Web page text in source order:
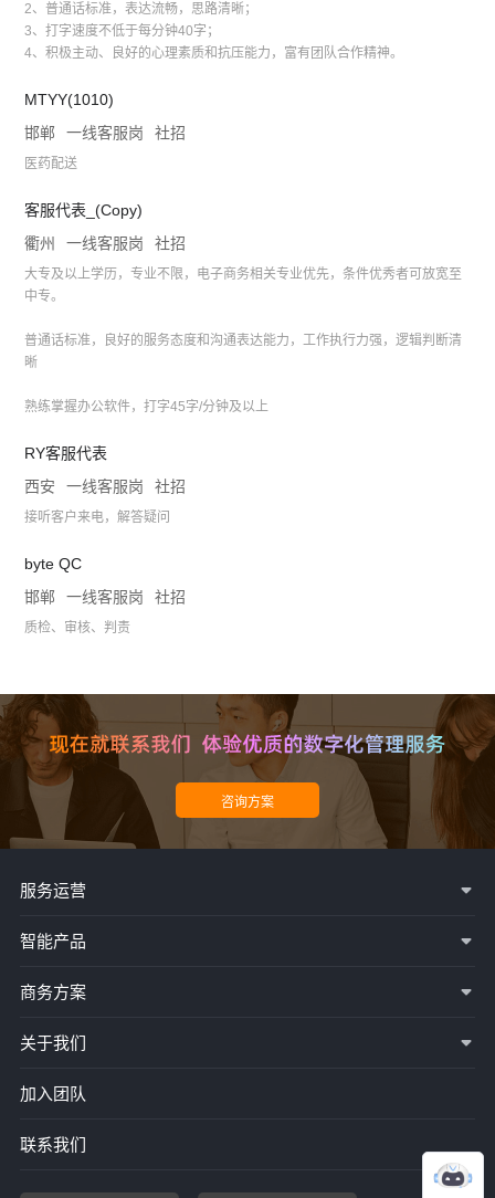
2、普通话标准，表达流畅，思路清晰；
3、打字速度不低于每分钟40字；
4、积极主动、良好的心理素质和抗压能力，富有团队合作精神。
MTYY(1010)
邯郸
一线客服岗 社招
医药配送
客服代表_(Copy)
衢州
一线客服岗 社招
大专及以上学历，专业不限，电子商务相关专业优先，条件优秀者可放宽至
中专。
普通话标准，良好的服务态度和沟通表达能力，工作执行力强，逻辑判断清
晰
熟练掌握办公软件，打字45字/分钟及以上
RY客服代表
西安
一线客服岗 社招
接听客户来电，解答疑问
byte QC
邯郸
一线客服岗 社招
质检、审核、判责
服务运营
智能产品
商务方案
关于我们
加入团队
联系我们